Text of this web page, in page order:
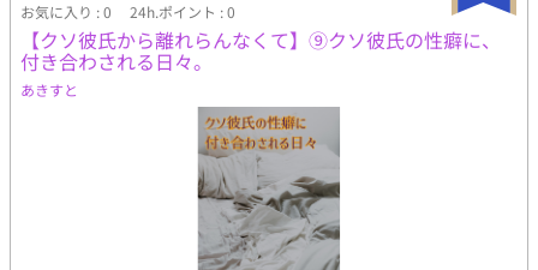
お気に入り : 0 24h.ポイント : 0
【クソ彼氏から離れらんなくて】⑨クソ彼氏の性癖に、
付き合わされる日々。
あきすと